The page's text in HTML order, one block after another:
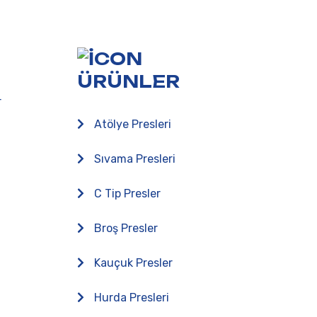
ÜRÜNLER
Atölye Presleri
Sıvama Presleri
C Tip Presler
Broş Presler
Kauçuk Presler
Hurda Presleri